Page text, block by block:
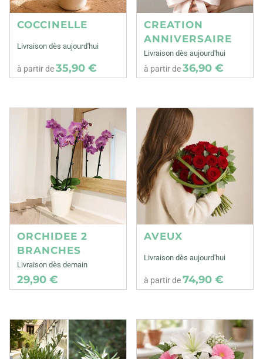
COCCINELLE
Livraison dès aujourd'hui
à partir de35,90 €
CREATION
ANNIVERSAIRE
Livraison dès aujourd'hui
à partir de36,90 €
ORCHIDEE 2
BRANCHES
Livraison dès demain
29,90 €
AVEUX
Livraison dès aujourd'hui
à partir de74,90 €